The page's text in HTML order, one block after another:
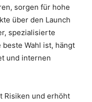
sorgen für hohe
über den Launch
spezialisierte
Wahl ist, hängt
und internen
Risiken und erhöht